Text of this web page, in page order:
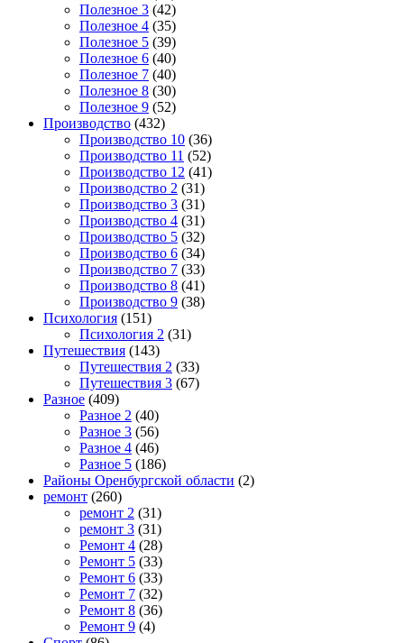
Полезное 3 (42)
Полезное 4 (35)
Полезное 5 (39)
Полезное 6 (40)
Полезное 7 (40)
Полезное 8 (30)
Полезное 9 (52)
Производство (432)
Производство 10 (36)
Производство 11 (52)
Производство 12 (41)
Производство 2 (31)
Производство 3 (31)
Производство 4 (31)
Производство 5 (32)
Производство 6 (34)
Производство 7 (33)
Производство 8 (41)
Производство 9 (38)
Психология (151)
Психология 2 (31)
Путешествия (143)
Путешествия 2 (33)
Путешествия 3 (67)
Разное (409)
Разное 2 (40)
Разное 3 (56)
Разное 4 (46)
Разное 5 (186)
Районы Оренбургской области (2)
ремонт (260)
ремонт 2 (31)
ремонт 3 (31)
Ремонт 4 (28)
Ремонт 5 (33)
Ремонт 6 (33)
Ремонт 7 (32)
Ремонт 8 (36)
Ремонт 9 (4)